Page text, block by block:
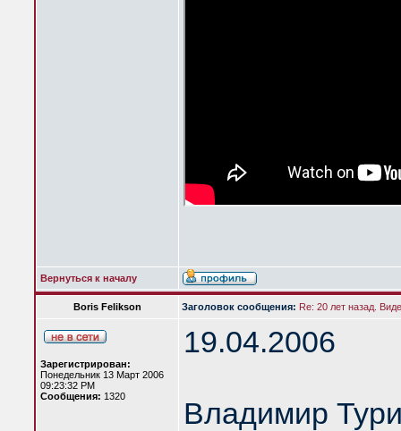
Вернуться к началу
Boris Felikson Заголовок сообщения: Re: 20 лет назад.
Зарегистрирован:
Понедельник 13 Март 2006
09:23:32 PM
Сообщения: 1320
19.04.2006
Владимир